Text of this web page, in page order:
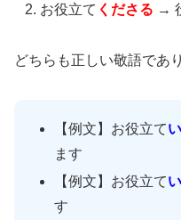
お役立て くださる →
どちらも正しい敬語であ
【例文】お役立て
ます
【例文】お役立て
す